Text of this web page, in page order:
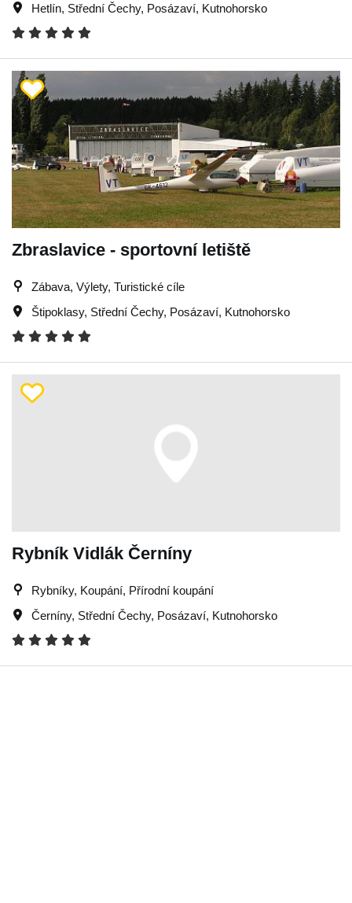
Hetlín, Střední Čechy, Posázaví, Kutnohorsko
Zbraslavice - sportovní letiště
Zábava, Výlety, Turistické cíle
Štipoklasy, Střední Čechy, Posázaví, Kutnohorsko
Rybník Vidlák Černíny
Rybníky, Koupání, Přírodní koupání
Černíny, Střední Čechy, Posázaví, Kutnohorsko